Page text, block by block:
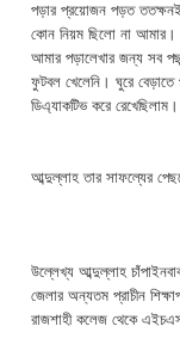
পড়ার প্রয়োজন পড়ত ততক্ষনই
কোন নিয়ম ছিলো না আমার।
আমার পড়ালেখার জন্য সব
ফুটবল খেলেনি। ঘুরে
ডিএ্যাকটিভ করে রেখেছিলাম।
আব্দুল্লাহ তার সাফল্যের
উল্লেখ্য আব্দুল্লাহ
জেলার অন্যতম প্রাচীন
রাজশাহী কলেজ থেকে